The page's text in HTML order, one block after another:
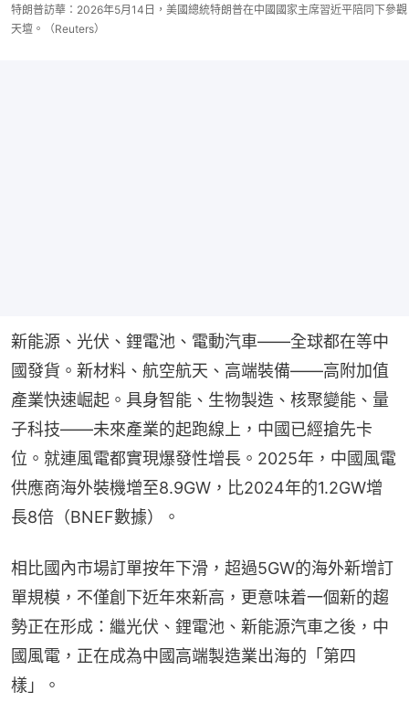
特朗普訪華：2026年5月14日，美國總統特朗普在中國國家主席習近平陪同下參觀
天壇。（Reuters）
新能源、光伏、鋰電池、電動汽車——全球都在等中
國發貨。新材料、航空航天、高端裝備——高附加值
產業快速崛起。具身智能、生物製造、核聚變能、量
子科技——未來產業的起跑線上，中國已經搶先卡
位。就連風電都實現爆發性增長。2025年，中國風電
供應商海外裝機增至8.9GW，比2024年的1.2GW增
長8倍（BNEF數據）。
相比國內市場訂單按年下滑，超過5GW的海外新增訂
單規模，不僅創下近年來新高，更意味着一個新的趨
勢正在形成：繼光伏、鋰電池、新能源汽車之後，中
國風電，正在成為中國高端製造業出海的「第四
樣」。